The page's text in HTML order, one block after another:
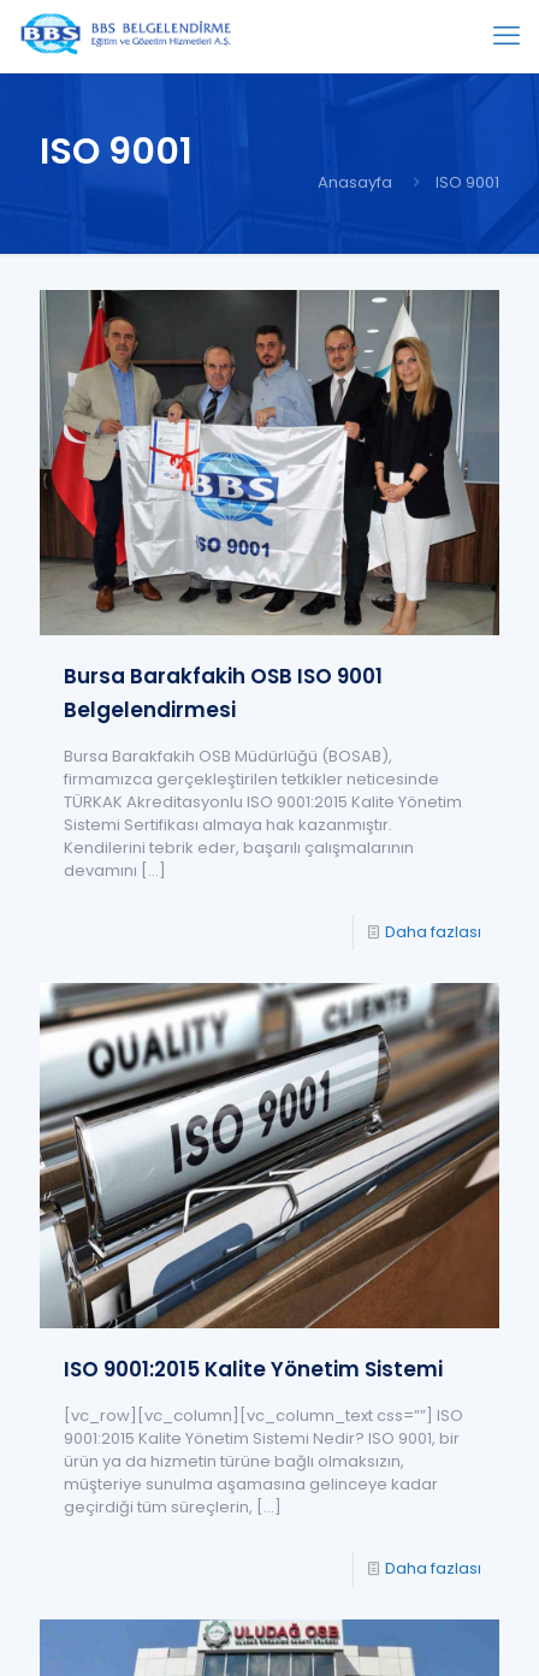
ISO 9001
Anasayfa ISO 9001
Bursa Barakfakih OSB ISO 9001
Belgelendirmesi
Bursa Barakfakih OSB Müdürlüğü (BOSAB),
firmamızca gerçekleştirilen tetkikler neticesinde
TÜRKAK Akreditasyonlu ISO 9001:2015 Kalite Yönetim
Sistemi Sertifikası almaya hak kazanmıştır.
Kendilerini tebrik eder, başarılı çalışmalarının
devamını […]
Daha fazlası
ISO 9001:2015 Kalite Yönetim Sistemi
[vc_row][vc_column][vc_column_text css=””] ISO
9001:2015 Kalite Yönetim Sistemi Nedir? ISO 9001, bir
ürün ya da hizmetin türüne bağlı olmaksızın,
müşteriye sunulma aşamasına gelinceye kadar
geçirdiği tüm süreçlerin, […]
Daha fazlası